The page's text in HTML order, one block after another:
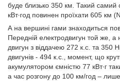
буде близько 350 км. Такий
кВт∙год повинен проїхати 605 км
А на вершині гами знаходиться
Передній електродвигун той же, а
двигун з віддачею 272 к.с. та 350
двигунів - 494 к.с., момент, що
акумулятором ємністю 77 кВт∙г
а час розгону до 100 км/год –